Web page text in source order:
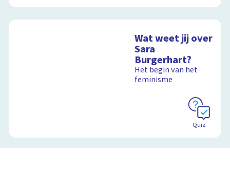
Wat weet jij over
Sara
Burgerhart?
Het begin van het
feminisme
Quiz